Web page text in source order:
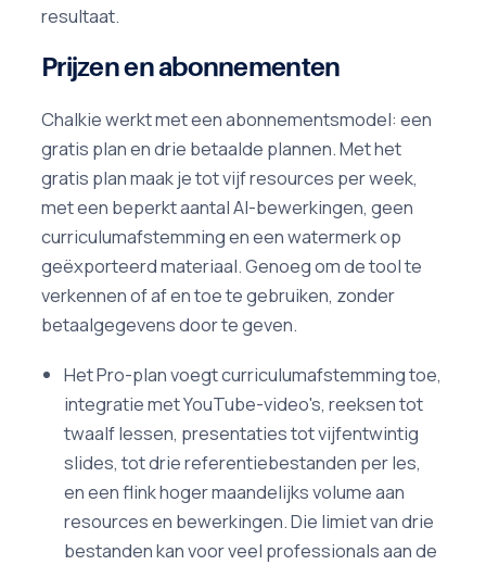
resultaat.
Prijzen en abonnementen
Chalkie werkt met een abonnementsmodel: een
gratis plan en drie betaalde plannen. Met het
gratis plan maak je tot vijf resources per week,
met een beperkt aantal AI-bewerkingen, geen
curriculumafstemming en een watermerk op
geëxporteerd materiaal. Genoeg om de tool te
verkennen of af en toe te gebruiken, zonder
betaalgegevens door te geven.
Het Pro-plan voegt curriculumafstemming toe,
integratie met YouTube-video's, reeksen tot
twaalf lessen, presentaties tot vijfentwintig
slides, tot drie referentiebestanden per les,
en een flink hoger maandelijks volume aan
resources en bewerkingen. Die limiet van drie
bestanden kan voor veel professionals aan de